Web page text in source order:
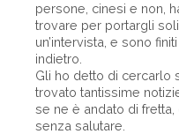
persone, cinesi e non,
trovare per portargli
un’intervista, e sono
indietro.
Gli ho detto di cercarlo
trovato tantissime
se ne è andato di fretta,
senza salutare.